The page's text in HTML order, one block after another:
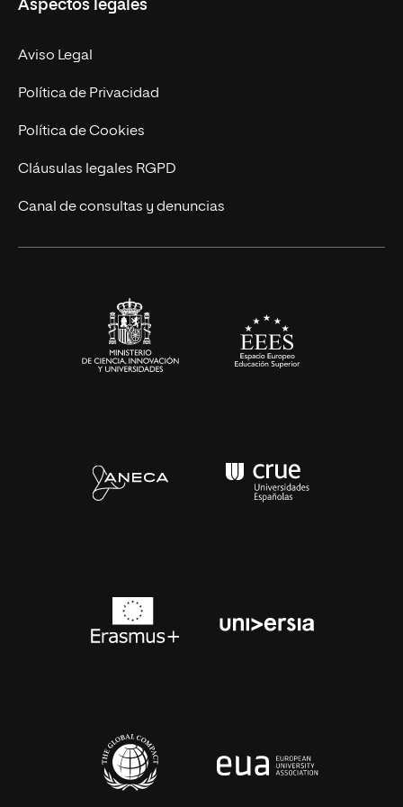
Doctorados
Experto Universitario
Postgrados
Cursos Universitarios
Facultades
Nuestro Equipo
Trabaja en UNIR
Actualidad
UNIR Revista
Eventos
Aspectos legales
Aviso Legal
Política de Privacidad
Política de Cookies
Cláusulas legales RGPD
Canal de consultas y denuncias